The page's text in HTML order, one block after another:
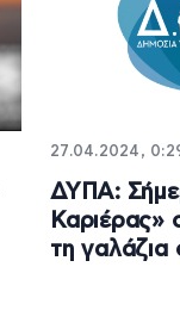
27.04.2024,
ΔΥΠΑ:
Καριέρας»
τη γαλάζια